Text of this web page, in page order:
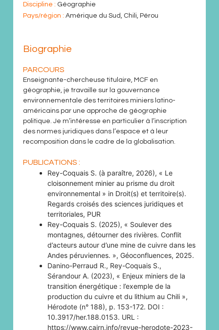
Discipline : Géographie
Pays/région : Amérique du Sud, Chili, Pérou
Biographie
PARCOURS
Enseignante-chercheuse titulaire, MCF en
géographie, je travaille sur la gouvernance
environnementale des territoires miniers latino-
américains par une approche de géographie
politique. Je m’intéresse en particulier à l’inscription
des normes juridiques dans l’espace et à leur
recomposition dans le cadre de la globalisation.
PUBLICATIONS :
Rey-Coquais S. (à paraître, 2026), « Le
cloisonnement minier au prisme du droit
environnemental » in Droit(s) et territoire(s).
Regards croisés des sciences juridiques et
territoriales, PUR
Rey-Coquais S. (2025), « Soulever des
montagnes, détourner des rivières. Conflit
d’acteurs autour d’une mine de cuivre dans les
Andes péruviennes. », Géoconfluences, 2025.
Danino-Perraud R., Rey-Coquais S.,
Sérandour A. (2023), « Enjeux miniers de la
transition énergétique : l’exemple de la
production du cuivre et du lithium au Chili »,
Hérodote (n° 188), p. 153-172. DOI :
10.3917/her.188.0153. URL :
https://www.cairn.info/revue-herodote-2023-